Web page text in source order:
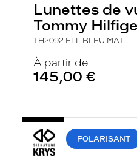
Lunettes de
Tommy
TH2092 FLL BLEU MAT
À partir de
145,00 €
POLARISANT